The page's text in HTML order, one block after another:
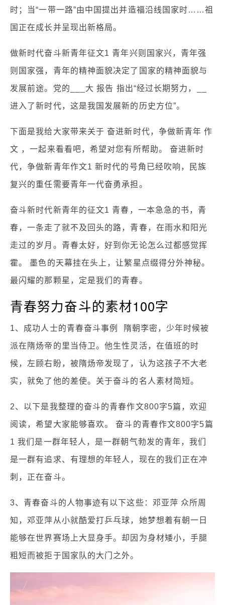
时；当“一带一路”由中国提出并造福沿线国家时……祖
国正在成长并呈现出新格局。
做新时代奋斗新青年征文1 青年兴则国家兴，青年强
则国家强，青年的精神面貌决定了国家的精神面貌与
发展前途。党的___大 报告 指出“经过长期努力，__
进入了新时代，这是我国发展新的历史方位”。
下面是我给大家带来关于 奋进新时代，争做新青年 作
文 ，一起来看看吧，希望对您有所帮助。 奋进新时
代，争做新青年作文1 新时代的号角已经吹响，民族
复兴的重任需要青年一代奋勇承担。
奋斗新时代新青年的征文1 青春，一本急急的书，青
春，一条走了就不及回头的路，青春，在雨水和阳光
走过的岁月。青春太好，好到你无论怎么过都感觉挥
霍。 墨色的天幕挂在头上，让繁星点缀得分外神秘。
最闪耀的那颗星，定是我们的青春。
青春努力奋斗的素材100字
1、成功人士的青春奋斗事例 隋朝李密，少年时候被
派在隋炀帝的里当侍卫。他生性灵活，在值班的时
候，左顾右盼，被隋炀帝发现了，认为这孩子不大老
实，就免了他的差使。关于奋斗的名人素材简短。
2、以下是我整理的奋斗的青春作文800字5篇，欢迎
阅读，希望大家能够喜欢。 奋斗的青春作文800字5篇
1 我们是一群年轻人，是一群朝气勃发的青年，我们
是一群有追求、有理想的年轻人，现在的我们正在冲
刺，正在奋斗。
3、青春奋斗的人物事迹有以下这些：邓亚萍 众所周
知，邓亚萍从小就酷爱打乒乓球，她梦想着有朝一日
能够在世界赛场上大显身手。却因为身材矮小，手腿
粗短而被拒于国家队的大门之外。